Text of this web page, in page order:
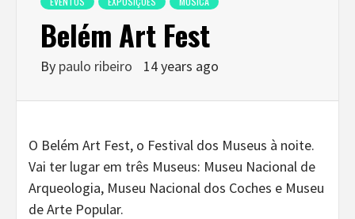
Belém Art Fest
By paulo ribeiro 14 years ago
O Belém Art Fest, o Festival dos Museus à noite.
Vai ter lugar em três Museus: Museu Nacional de
Arqueologia, Museu Nacional dos Coches e Museu
de Arte Popular.